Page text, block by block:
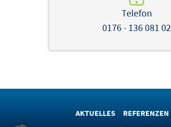
Telefon
0176 - 136 081 02
AKTUELLES REFERENZEN